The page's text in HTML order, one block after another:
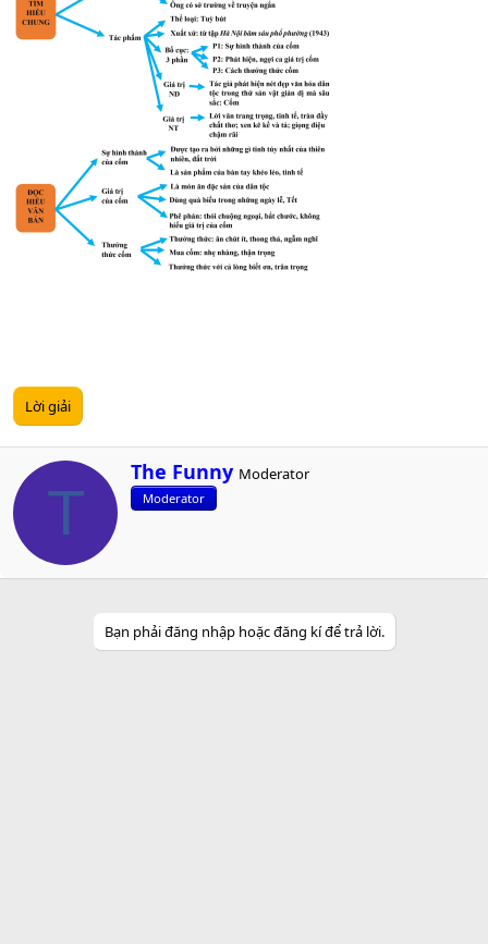
Lời giải
T
W
r
i
n
The Funny Moderator
Moderator
Bạn phải đăng nhập hoặc đăng kí để trả lời.